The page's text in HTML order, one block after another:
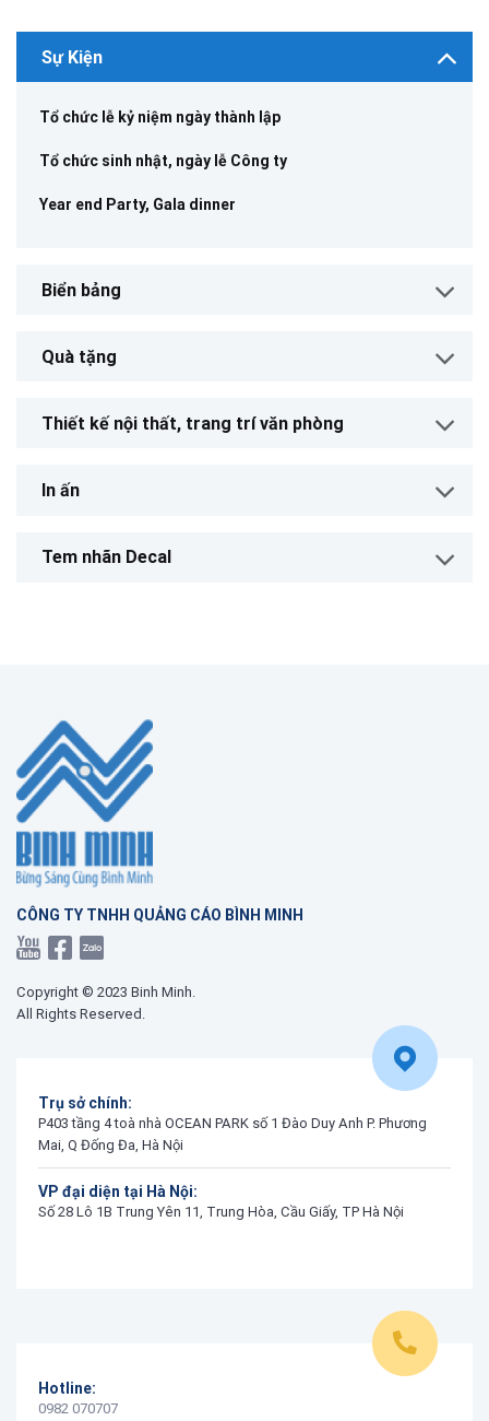
Sự Kiện
Tổ chức lễ kỷ niệm ngày thành lập
Tổ chức sinh nhật, ngày lễ Công ty
Year end Party, Gala dinner
Biển bảng
Quà tặng
Thiết kế nội thất, trang trí văn phòng
In ấn
Tem nhãn Decal
CÔNG TY TNHH QUẢNG CÁO BÌNH MINH
Copyright © 2023 Binh Minh.
All Rights Reserved.
Trụ sở chính:
P403 tầng 4 toà nhà OCEAN PARK số 1 Đào Duy Anh P. Phương
Mai, Q Đống Đa, Hà Nội
VP đại diện tại Hà Nội:
Số 28 Lô 1B Trung Yên 11, Trung Hòa, Cầu Giấy, TP Hà Nội
Hotline:
0982 070707